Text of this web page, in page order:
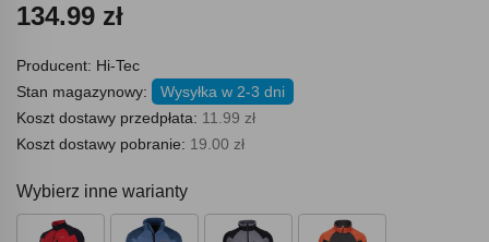
134.99 zł
Producent: Hi-Tec
Stan magazynowy:
Wysyłka w 2-3 dni
Koszt dostawy przedpłata: 11.99 zł
Koszt dostawy pobranie: 19.00 zł
Wybierz inne warianty